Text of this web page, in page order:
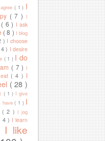
( 1 ) I
( 7 ) I
( 6 ) I ask
( 8 ) I blog
) I choose
4 ) I desire
( 1 ) I do
( 7 ) I
( 4 ) I
( 28 )
( 1 ) I give
I have( 1 ) I
( 2 ) I jog
4 ) I learn
I like